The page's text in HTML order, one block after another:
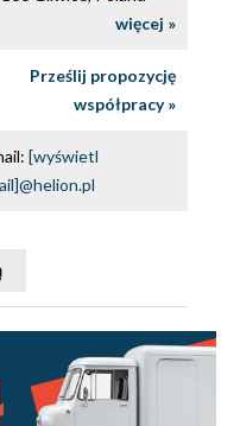
więcej »
Prześlij propozycję
współpracy »
[wyświetl